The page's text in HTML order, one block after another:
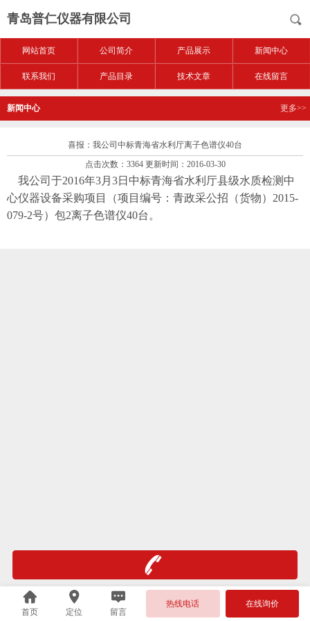
青岛普仁仪器有限公司
网站首页 公司简介 产品展示 新闻中心
联系我们 产品目录 技术文章 在线留言
新闻中心 更多>>
喜报：我公司中标青海省水利厅离子色谱仪40台
点击次数：3364 更新时间：2016-03-30
我公司于2016年3月3日中标青海省水利厅县级水质检测中
心仪器设备采购项目（项目编号：青政采公招（货物）2015-
079-2号）包2离子色谱仪40台。
首页 定位 留言
热线电话 在线询价